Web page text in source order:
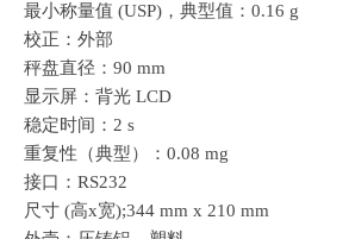
最小称量值 (USP)，典型值：0.16 g
校正：外部
秤盘直径：90 mm
显示屏：背光 LCD
稳定时间：2 s
重复性（典型）：0.08 mg
接口：RS232
尺寸 (高x宽);344 mm x 210 mm